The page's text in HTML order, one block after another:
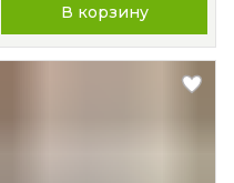
В корзину